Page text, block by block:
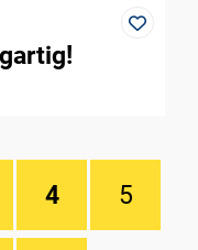
4 5